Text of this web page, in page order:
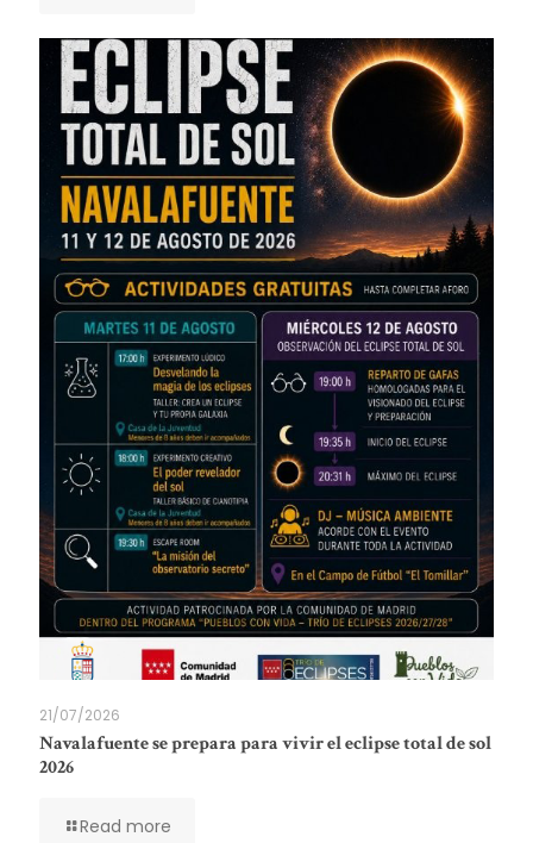
21/07/2026
Navalafuente se prepara para vivir el eclipse total de sol
2026
Read more